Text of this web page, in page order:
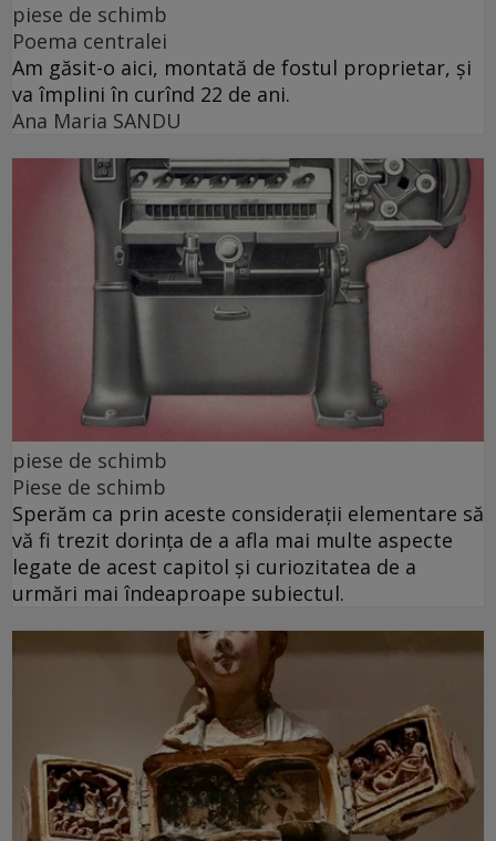
piese de schimb
Poema centralei
Am găsit-o aici, montată de fostul proprietar, și
va împlini în curînd 22 de ani.
Ana Maria SANDU
piese de schimb
Piese de schimb
Sperăm ca prin aceste considerații elementare să
vă fi trezit dorința de a afla mai multe aspecte
legate de acest capitol și curiozitatea de a
urmări mai îndeaproape subiectul.